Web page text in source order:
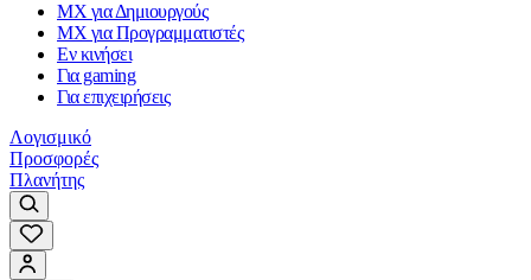
MX για Δημιουργούς
MX για Προγραμματιστές
Εν κινήσει
Για gaming
Για επιχειρήσεις
Λογισμικό
Προσφορές
Πλανήτης